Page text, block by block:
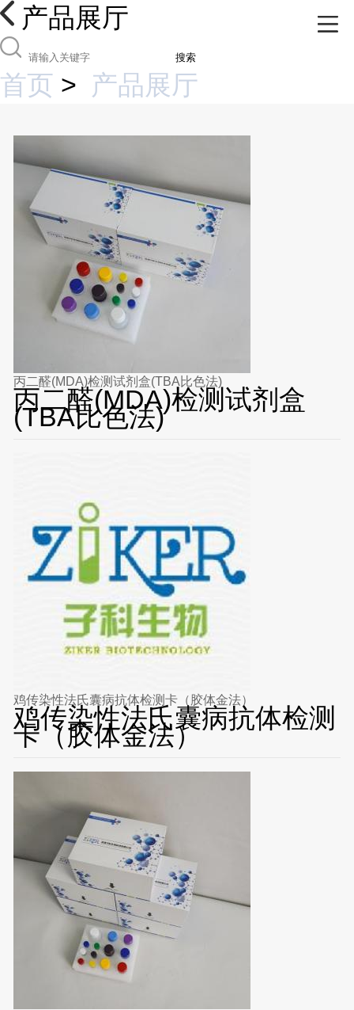
产品展厅
搜索
首页 > 产品展厅
丙二醛(MDA)检测试剂盒(TBA比色法)
丙二醛(MDA)检测试剂盒
(TBA比色法)
鸡传染性法氏囊病抗体检测卡（胶体金法）
鸡传染性法氏囊病抗体检测
卡（胶体金法）